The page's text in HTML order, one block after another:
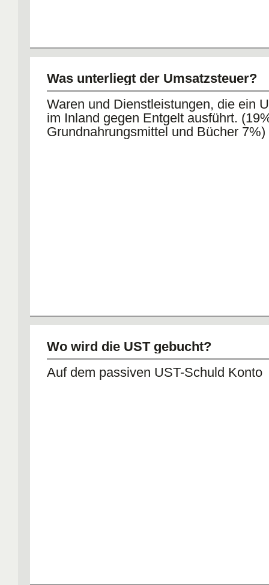
Was unterliegt der Umsatzsteuer?
Waren und Dienstleistungen, die ein
im Inland gegen Entgelt ausführt.
Grundnahrungsmittel und Bücher 7%)
Wo wird die UST gebucht?
Auf dem passiven UST-Schuld Konto